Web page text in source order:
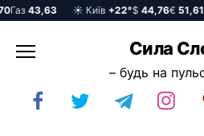
43,63 ☀️ Київ+22°$44,76€51,61А-
до
Сила
– будь на